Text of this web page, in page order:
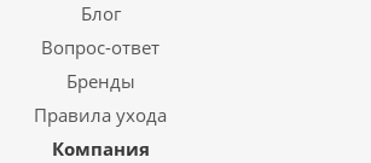
Блог
Вопрос-ответ
Бренды
Правила ухода
Компания